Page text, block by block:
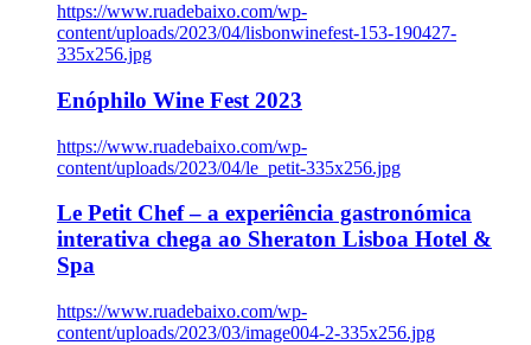
https://www.ruadebaixo.com/wp-
content/uploads/2023/04/lisbonwinefest-153-190427-
335x256.jpg
Enóphilo Wine Fest 2023
https://www.ruadebaixo.com/wp-
content/uploads/2023/04/le_petit-335x256.jpg
Le Petit Chef – a experiência gastronómica
interativa chega ao Sheraton Lisboa Hotel &
Spa
https://www.ruadebaixo.com/wp-
content/uploads/2023/03/image004-2-335x256.jpg